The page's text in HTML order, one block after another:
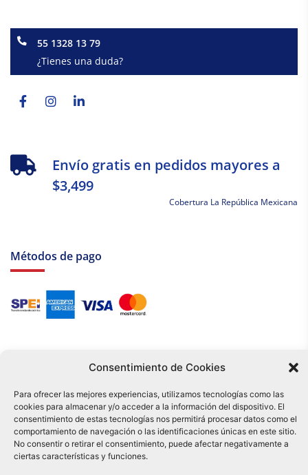
Consentimiento de Cookies
Para ofrecer las mejores experiencias, utilizamos tecnologías como las
cookies para almacenar y/o acceder a la información del dispositivo. El
consentimiento de estas tecnologías nos permitirá procesar datos como el
comportamiento de navegación o las identificaciones únicas en este sitio.
No consentir o retirar el consentimiento, puede afectar negativamente a
ciertas características y funciones.
55 1328 13 79
¿Tienes una duda?
f
Envío gratis en pedidos mayores a
$3,499
Cobertura La República Mexicana
Métodos de pago
Tu compra es respaldada por nuestro certificado SSL y operada bajo las
mejores prácticas de seguridad.
Distribuidora Tamex - México
e-commerce